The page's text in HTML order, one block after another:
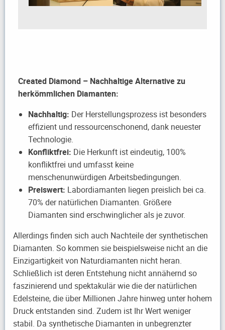
Created Diamond – Nachhaltige Alternative zu
herkömmlichen Diamanten:
Nachhaltig: Der Herstellungsprozess ist besonders
effizient und ressourcenschonend, dank neuester
Technologie.
Konfliktfrei: Die Herkunft ist eindeutig, 100%
konfliktfrei und umfasst keine
menschenunwürdigen Arbeitsbedingungen.
Preiswert: Labordiamanten liegen preislich bei ca.
70% der natürlichen Diamanten. Größere
Diamanten sind erschwinglicher als je zuvor.
Allerdings finden sich auch Nachteile der synthetischen
Diamanten. So kommen sie beispielsweise nicht an die
Einzigartigkeit von Naturdiamanten nicht heran.
Schließlich ist deren Entstehung nicht annähernd so
faszinierend und spektakulär wie die der natürlichen
Edelsteine, die über Millionen Jahre hinweg unter hohem
Druck entstanden sind. Zudem ist Ihr Wert weniger
stabil. Da synthetische Diamanten in unbegrenzter